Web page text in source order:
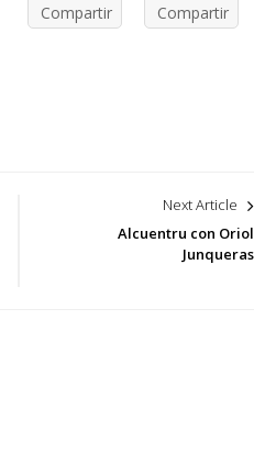
Compartir
Compartir
Next Article
Alcuentru con Oriol
Junqueras